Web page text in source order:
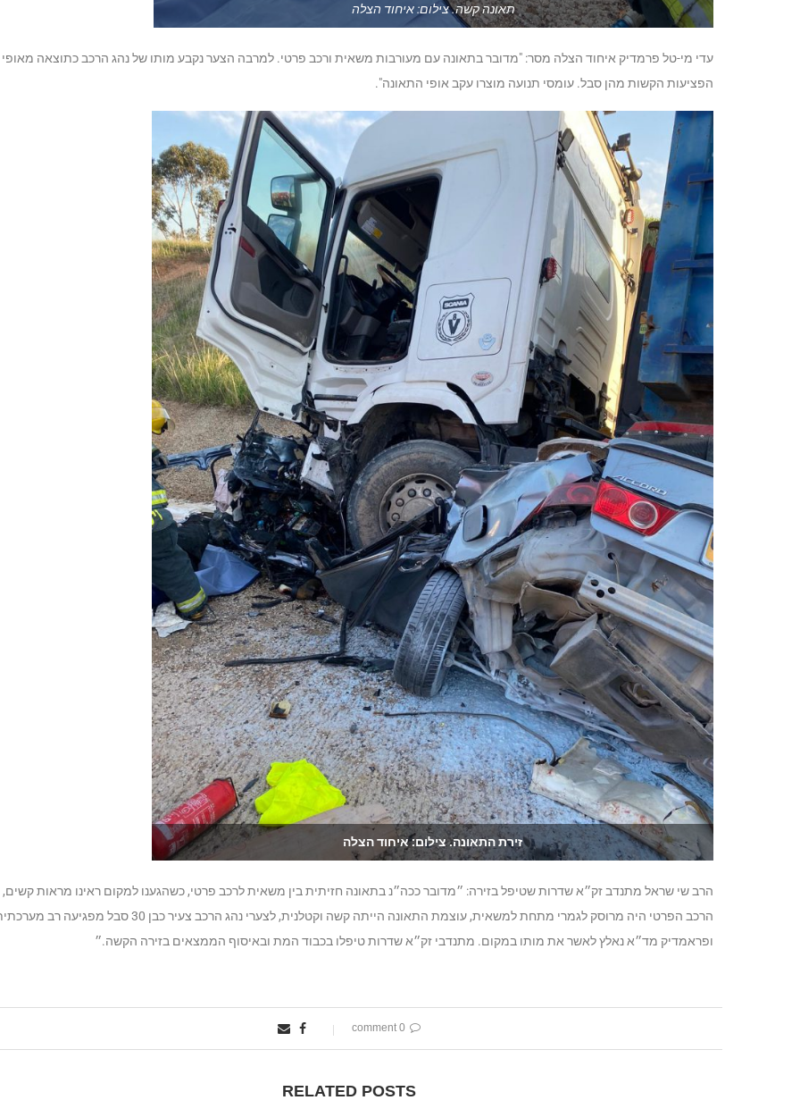
תאונה קשה. צילום: איחוד הצלה
עדי מי-טל פרמדיק איחוד הצלה מסר: "מדובר בתאונה עם מעורבות משאית ורכב פרטי. למרבה הצער נקבע מותו של נהג הרכב כתוצאה מאופי
הפציעות הקשות מהן סבל. עומסי תנועה מוצרו עקב אופי התאונה".
זירת התאונה. צילום: איחוד הצלה
הרב שי שראל מתנדב זק״א שדרות שטיפל בזירה: ״מדובר ככה״נ בתאונה חזיתית בין משאית לרכב פרטי, כשהגענו למקום ראינו מראות קשים,
הרכב הפרטי היה מרוסק לגמרי מתחת למשאית, עוצמת התאונה הייתה קשה וקטלנית, לצערי נהג הרכב צעיר כבן 30 סבל מפגיעה רב
ופראמדיק מד״א נאלץ לאשר את מותו במקום. מתנדבי זק״א שדרות טיפלו בכבוד המת ובאיסוף הממצאים בזירה הקשה.״
0 comment
RELATED POSTS